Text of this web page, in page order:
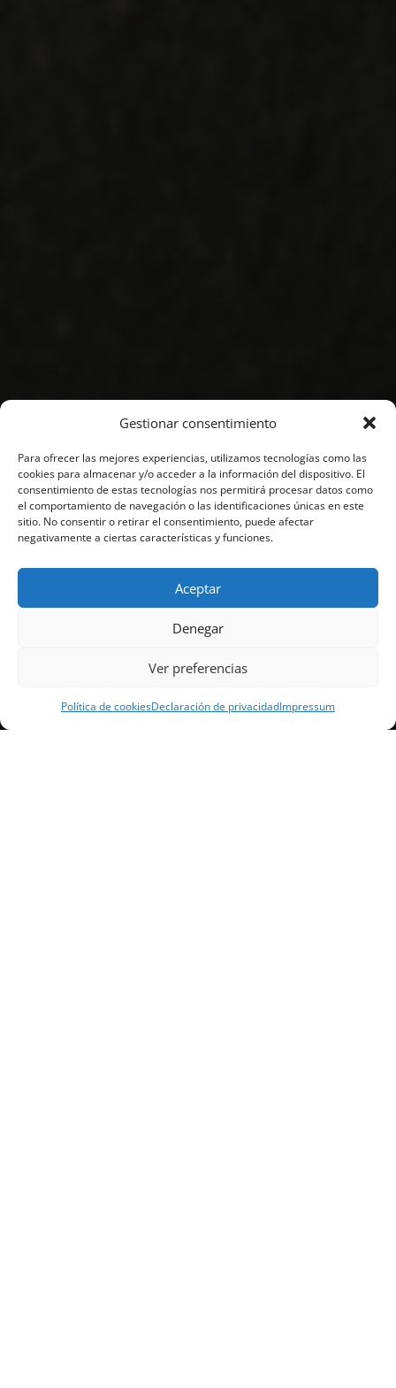
Gestionar consentimiento
Para ofrecer las mejores experiencias, utilizamos tecnologías como las
cookies para almacenar y/o acceder a la información del dispositivo. El
consentimiento de estas tecnologías nos permitirá procesar datos como
el comportamiento de navegación o las identificaciones únicas en este
sitio. No consentir o retirar el consentimiento, puede afectar
negativamente a ciertas características y funciones.
Aceptar
Denegar
Ver preferencias
Política de cookiesDeclaración de privacidadImpressum
&#x3b;